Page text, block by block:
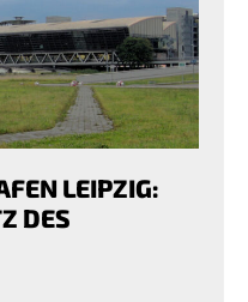
LEIPZIG:
DES